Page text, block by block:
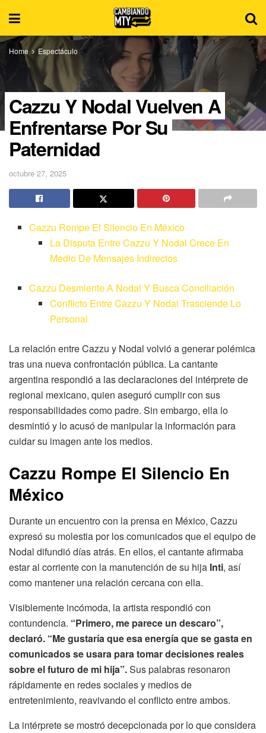
Home Espectáculo
Cazzu Y Nodal Vuelven A
Enfrentarse Por Su
Paternidad
octubre 27, 2025
Cazzu Rompe El Silencio En México
La Disputa Entre Cazzu Y Nodal Crece En
Medio De Mensajes Indirectos
Cazzu Desmiente A Nodal Y Busca Conciliación
Conflicto Entre Cazzu Y Nodal Trasciende Lo
Personal
La relación entre Cazzu y Nodal volvió a generar polémica
tras una nueva confrontación pública. La cantante
argentina respondió a las declaraciones del intérprete de
regional mexicano, quien aseguró cumplir con sus
responsabilidades como padre. Sin embargo, ella lo
desmintió y lo acusó de manipular la información para
cuidar su imagen ante los medios.
Cazzu Rompe El Silencio En
México
Durante un encuentro con la prensa en México, Cazzu
expresó su molestia por los comunicados que el equipo de
Nodal difundió días atrás. En ellos, el cantante afirmaba
estar al corriente con la manutención de su hija Inti, así
como mantener una relación cercana con ella.
Visiblemente incómoda, la artista respondió con
contundencia. “Primero, me parece un descaro”,
declaró. “Me gustaría que esa energía que se gasta en
comunicados se usara para tomar decisiones reales
sobre el futuro de mi hija”.Sus palabras resonaron
rápidamente en redes sociales y medios de
entretenimiento, reavivando el conflicto entre ambos.
La intérprete se mostró decepcionada por lo que considera